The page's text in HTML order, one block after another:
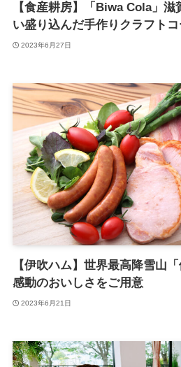
【食産耕房】「Biwa Cola」
い盛り込んだ手作りクラフト
2023年6月27日
【伊吹ハム】世界最高降雪山
感動のおいしさをご用意
2023年6月21日